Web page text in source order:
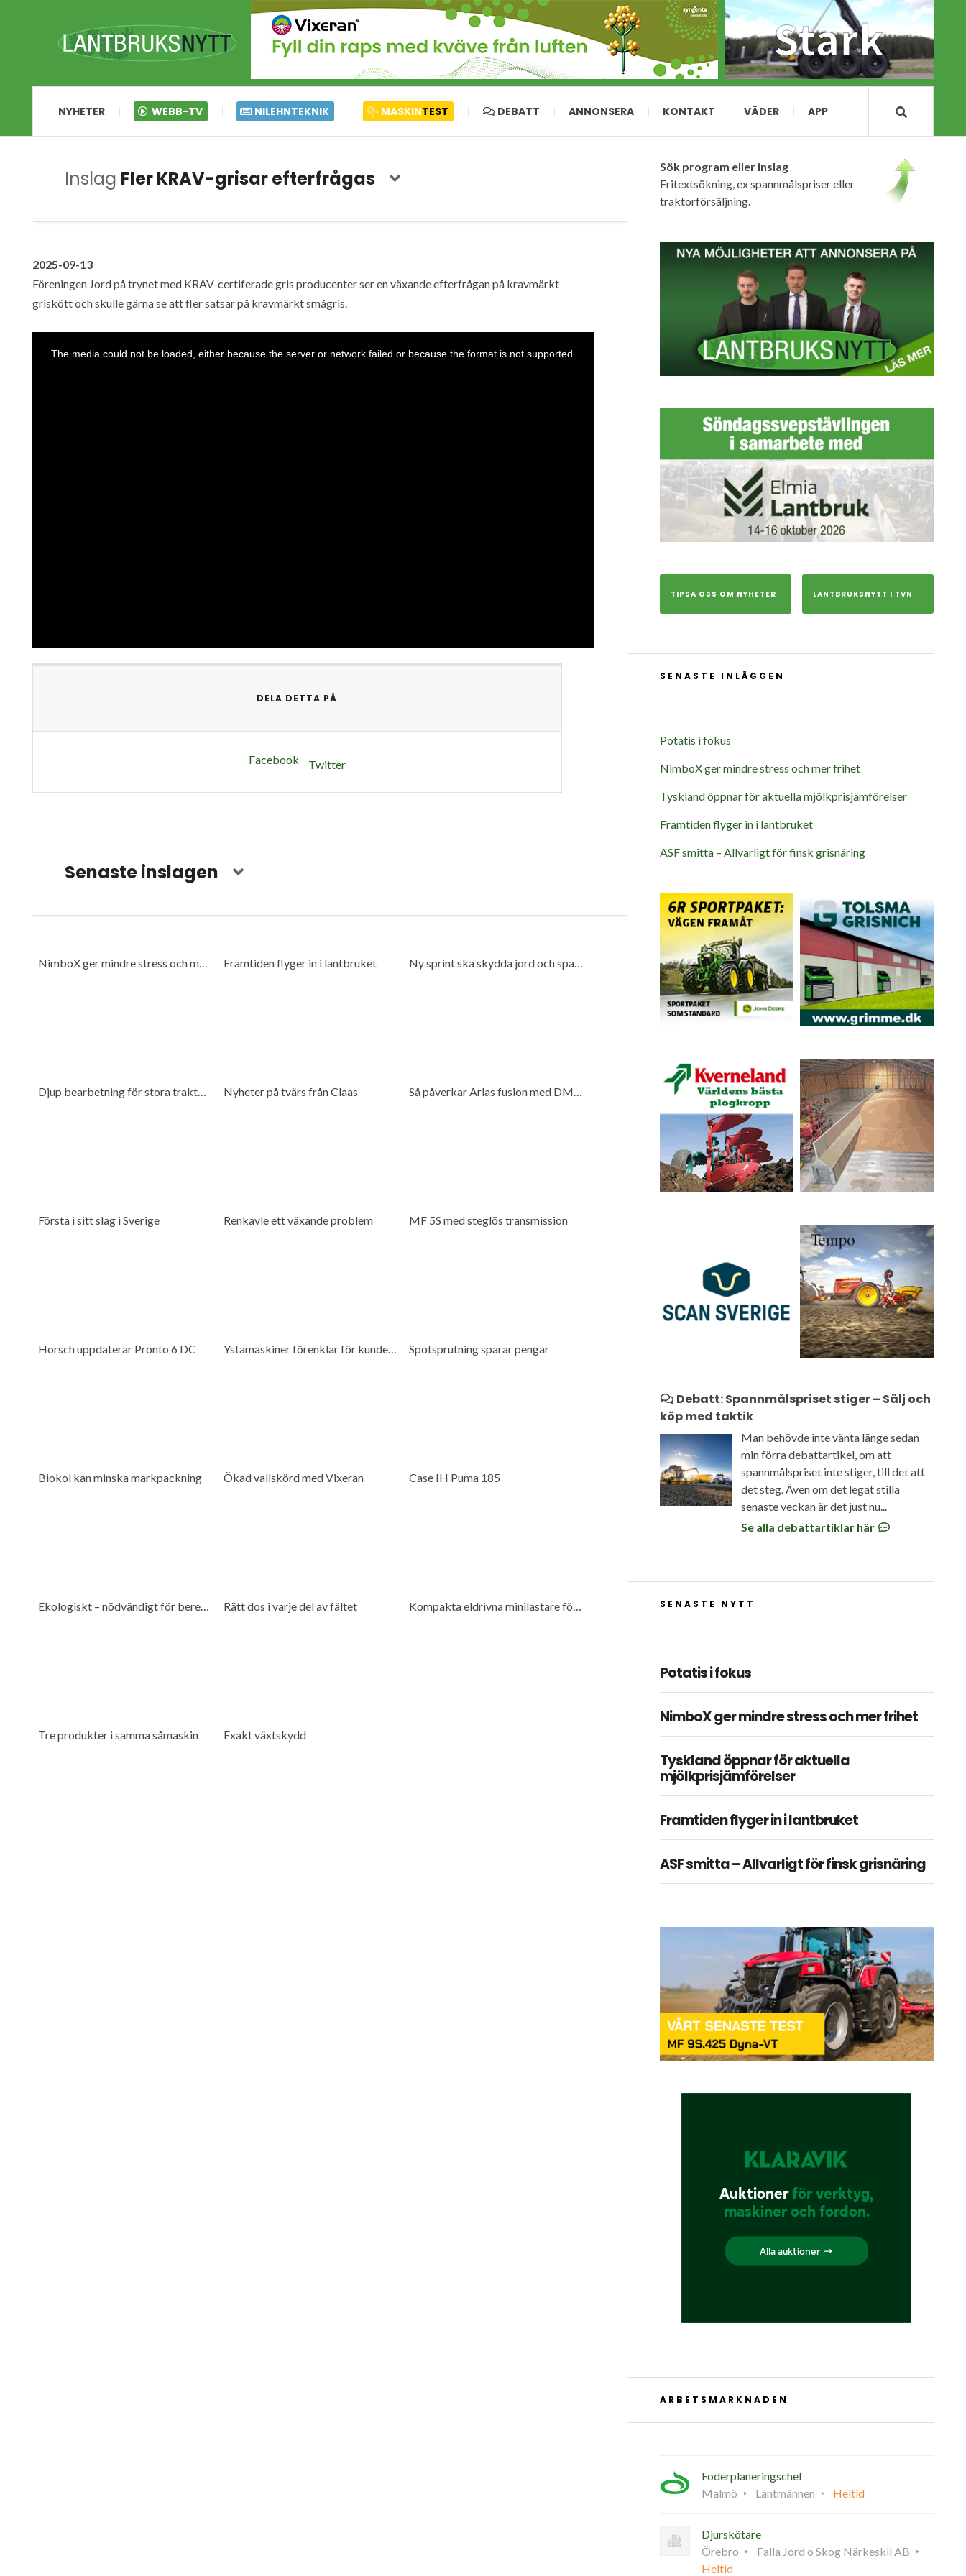
NYHETER WEBB-TV NILEHNTEKNIK MASKINTEST DEBATT ANNONSERA KONTAKT VÄDER APP
Inslag Fler KRAV-grisar efterfrågas
2025-09-13
Föreningen Jord på trynet med KRAV-certiferade gris producenter ser en växande efterfrågan på kravmärkt
griskött och skulle gärna se att fler satsar på kravmärkt smågris.
DELA DETTA PÅ
Facebook Twitter
Senaste inslagen
NimboX ger mindre stress och mer frihet Framtiden flyger in i lantbruket Ny sprint ska skydda jord och spara bränsle
Djup bearbetning för stora traktorer Nyheter på tvärs från Claas Så påverkar Arlas fusion med DMK mjölkproducenter
Första i sitt slag i Sverige Renkavle ett växande problem MF 5S med steglös transmission
Horsch uppdaterar Pronto 6 DC Ystamaskiner förenklar för kunderna Spotsprutning sparar pengar
Biokol kan minska markpackning Ökad vallskörd med Vixeran Case IH Puma 185
Ekologiskt – nödvändigt för beredskap Rätt dos i varje del av fältet Kompakta eldrivna minilastare för många miljöer
Tre produkter i samma såmaskin Exakt växtskydd
Sök program eller inslag
Fritextsökning, ex spannmålspriser eller
traktorförsäljning.
TIPSA OSS OM NYHETER LANTBRUKSNYTT I TVN
SENASTE INLÄGGEN
Potatis i fokus
NimboX ger mindre stress och mer frihet
Tyskland öppnar för aktuella mjölkprisjämförelser
Framtiden flyger in i lantbruket
ASF smitta – Allvarligt för finsk grisnäring
Debatt: Spannmålspriset stiger – Sälj och
köp med taktik
Man behövde inte vänta länge sedan
min förra debattartikel, om att
spannmålspriset inte stiger, till det att
det steg. Även om det legat stilla
senaste veckan är det just nu...
Se alla debattartiklar här
SENASTE NYTT
Potatis i fokus
NimboX ger mindre stress och mer frihet
Tyskland öppnar för aktuella
mjölkprisjämförelser
Framtiden flyger in i lantbruket
ASF smitta – Allvarligt för finsk grisnäring
ARBETSMARKNADEN
Foderplaneringschef
Malmö
Lantmännen Heltid
Djurskötare
Örebro
Falla Jord o Skog Närkeskil AB
Heltid